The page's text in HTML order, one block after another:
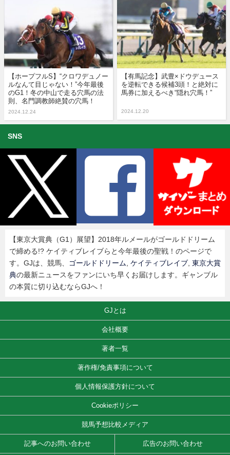
【ホープフルS】“クロワデュノー
ルなんて目じゃない！”今年最後
のG1！冬の中山で走る穴馬の法
則、名門調教師絶賛の穴馬！
2024.12.24
【有馬記念】武豊×ドウデュース
を逆転できる候補3頭！と絶対に
馬券に加えるべき“隠れ穴馬！”
2024.12.20
SNS
【東京大賞典（G1）展望】2018年ルメールがゴールドドリーム
で締める!? ケイティブレイブらと今年最後の聖戦！のページで
す。GJは、競馬、
ゴールドドリーム ケイティブレイブ 東京大賞
典の最新ニュースをファンにいち早くお届けします。ギャンブル
の本質に切り込むならGJへ！
GJとは
会社概要
著者一覧
著作権/免責事項について
個人情報保護方針について
Cookieポリシー
競馬予想比較メディア
記事へのお問い合わせ 広告のお問い合わせ